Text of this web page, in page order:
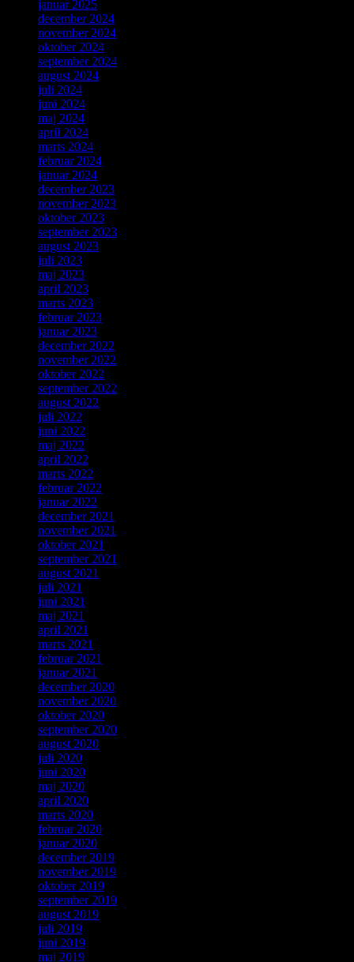
januar 2025
december 2024
november 2024
oktober 2024
september 2024
august 2024
juli 2024
juni 2024
maj 2024
april 2024
marts 2024
februar 2024
januar 2024
december 2023
november 2023
oktober 2023
september 2023
august 2023
juli 2023
maj 2023
april 2023
marts 2023
februar 2023
januar 2023
december 2022
november 2022
oktober 2022
september 2022
august 2022
juli 2022
juni 2022
maj 2022
april 2022
marts 2022
februar 2022
januar 2022
december 2021
november 2021
oktober 2021
september 2021
august 2021
juli 2021
juni 2021
maj 2021
april 2021
marts 2021
februar 2021
januar 2021
december 2020
november 2020
oktober 2020
september 2020
august 2020
juli 2020
juni 2020
maj 2020
april 2020
marts 2020
februar 2020
januar 2020
december 2019
november 2019
oktober 2019
september 2019
august 2019
juli 2019
juni 2019
maj 2019